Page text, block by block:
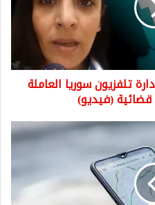
تلفزيون سوريا العاملة
(فيديو)